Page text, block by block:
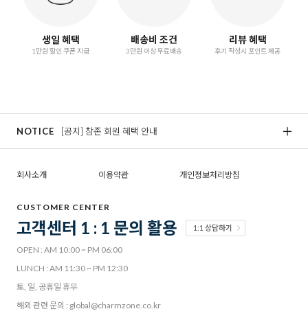
생일 혜택
1만원 할인 쿠폰 지급
배송비 조건
3만원 이상 무료배송
리뷰 혜택
후기 작성시 포인트 제공
NOTICE [공지] 참존 회원 혜택 안내
회사소개 이용약관 개인정보처리방침
CUSTOMER CENTER
고객센터 1 : 1 문의 활용 1:1 상담하기
OPEN : AM 10:00 ~ PM 06:00
LUNCH : AM 11:30 ~ PM 12:30
토, 일, 공휴일 휴무
해외 관련 문의 : global@charmzone.co.kr